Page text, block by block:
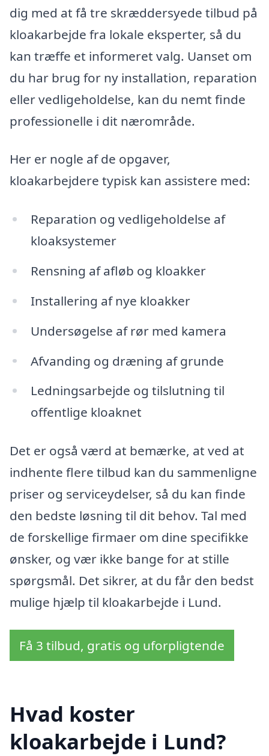
dig med at få tre skræddersyede tilbud på
kloakarbejde fra lokale eksperter, så du
kan træffe et informeret valg. Uanset om
du har brug for ny installation, reparation
eller vedligeholdelse, kan du nemt finde
professionelle i dit nærområde.
Her er nogle af de opgaver,
kloakarbejdere typisk kan assistere med:
Reparation og vedligeholdelse af
kloaksystemer
Rensning af afløb og kloakker
Installering af nye kloakker
Undersøgelse af rør med kamera
Afvanding og dræning af grunde
Ledningsarbejde og tilslutning til
offentlige kloaknet
Det er også værd at bemærke, at ved at
indhente flere tilbud kan du sammenligne
priser og serviceydelser, så du kan finde
den bedste løsning til dit behov. Tal med
de forskellige firmaer om dine specifikke
ønsker, og vær ikke bange for at stille
spørgsmål. Det sikrer, at du får den bedst
mulige hjælp til kloakarbejde i Lund.
Få 3 tilbud, gratis og uforpligtende
Hvad koster
kloakarbejde i Lund?